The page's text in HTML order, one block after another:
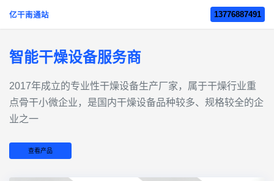
亿干南通站 13776887491
智能干燥设备服务商
2017年成立的‌专业性干燥设备生产厂家‌，属于干燥行业重
点骨干小微企业，是国内干燥设备品种较多、规格较全的企
业之一
查看产品